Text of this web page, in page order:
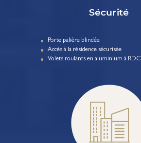
Sécurité
Porte palière blindée
Accès à la résidence sécurisée
Volets roulants en aluminium à RDC